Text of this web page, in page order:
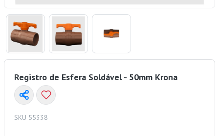
Registro de Esfera Soldável - 50mm Krona
SKU 55338